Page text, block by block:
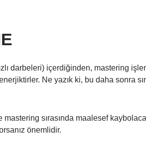
darbeleri) içerdiğinden, mastering
Ne yazık ki, bu daha sonra
sırasında maalesef
önemlidir.